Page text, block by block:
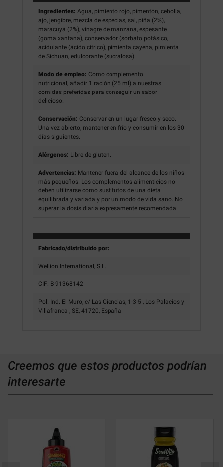
Ingredientes: Agua, pimiento rojo, pimentón, cebolla,
ajo, jengibre, mezcla de especias, sal, piña (2%),
maracuyá (2%), vinagre de manzana, espesante
(goma xantana), conservador (sorbato potásico,
acidulante (ácido cítrico), pimienta cayena, pimienta
de Sichuan, edulcorante (sucralosa).
Modo de empleo: Como complemento
nutricional, añadir 1 ración (25 ml) a nuestras
comidas preferidas para conseguir un sabor
delicioso.
Conservación: Conservar en un lugar fresco y seco.
Una vez abierto, mantener en frío y consumir en los 30
días siguientes.
Alérgenos: Libre de gluten.
Advertencias: Mantener fuera del alcance de los niños
más pequeños. Los complementos alimenticios no
deben utilizarse como sustitutos de una dieta
equilibrada y variada y por un modo de vida sano. No
superar la dosis diaria expresamente recomendada.
Fabricado/distribuido por:
Wellion International, S.L.
CIF: B-91368142
Pol. Ind. El Muro, c/ Las Ciencias, 1-3-5 , Los Palacios y
Villafranca , SE, 41720, España
Creemos que estos productos podrían
interesarte